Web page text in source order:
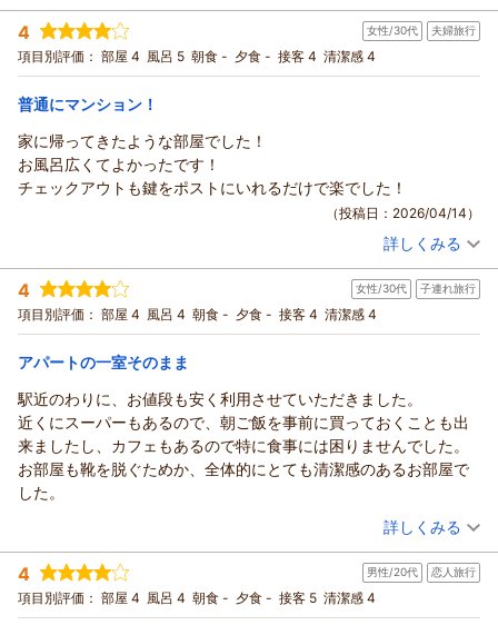
ひろき様のご利用を心よりお待ちしております。
（返信日：2026/05/15）
投稿者： ゴンタくんさん(女性/40代)
宿泊プラン： チェックイン21:00まで限定【禁煙】★セミダブル2名様までプ
ラン★
セミダブル 食事なし
宿泊価格帯： 6,001～7,000円(大人一人あたり/税込)
ゴンタくん様
この度は当館をご利用いただきありがとうございます。
ご自宅のようにゆったりお過ごしいただけたとのことで嬉しく
当館は全室シューズオフスタイルですので、よりリラックスし
て快適にお過ごしいただけます。
また、立地についても評価していただき、心より感謝申し上げ
ます。
ゴンタくん様のまたのご利用を心よりお待ちしております。
4 女性/30代 夫婦旅行
項目別評価： 部屋 4 風呂 5 朝食 - 夕食 - 接客 4 清潔感 4
普通にマンション！
家に帰ってきたような部屋でした！
お風呂広くてよかったです！
チェックアウトも鍵をポストにいれるだけで楽でした！
（投稿日：2026/04/14）
投稿者： ゆきゆきさん(女性/30代)
宿泊プラン： チェックイン21:00まで限定【禁煙】★セミダブル2名様までプ
ラン★
セミダブル 食事なし
宿泊価格帯： 6,001～7,000円(大人一人あたり/税込)
ゆきゆき様
この度は当館をご利用いただきありがとうございます。
ご自宅のようにお寛ぎいただけたとのことで嬉しく思います。
チェックアウトはお部屋の鍵を返却口に入れるだけですので、
お急ぎの際もスムーズにご利用いただけます。
ゆきゆき様のまたのお越しを心よりお待ちしております。
（返信日：2026/05/12）
詳しくみる
4 女性/30代 子連れ旅行
項目別評価： 部屋 4 風呂 4 朝食 - 夕食 - 接客 4 清潔感 4
アパートの一室そのまま
駅近のわりに、お値段も安く利用させていただきました。
近くにスーパーもあるので、朝ご飯を事前に買っておくことも出
来ましたし、カフェもあるので特に食事には困りませんでした。
お部屋も靴を脱ぐためか、全体的にとても清潔感のあるお部屋で
した。
（投稿日：2026/03/03）
宿泊時期： 2026年01月宿泊 (子連れ旅行)
投稿者： annさん(女性/30代)
宿泊プラン： チェックイン21:00まで限定【禁煙】★お得な現金お試しプラ
ン
シングル 食事なし
詳しくみる
4 男性/20代 恋人旅行
項目別評価： 部屋 4 風呂 4 朝食 - 夕食 - 接客 5 清潔感 4